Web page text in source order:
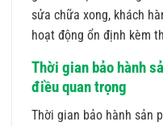
sửa chữa xong, khách
hoạt động ổn định kèm
Thời gian bảo hành
điều quan trọng
Thời gian bảo hành sản